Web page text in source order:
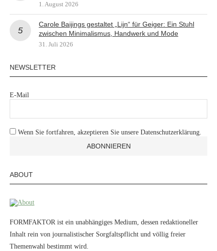
1. August 2026
Carole Baijings gestaltet „Lijn“ für Geiger: Ein Stuhl
zwischen Minimalismus, Handwerk und Mode
31. Juli 2026
NEWSLETTER
E-Mail
Wenn Sie fortfahren, akzeptieren Sie unsere Datenschutzerklärung.
ABOUT
FORMFAKTOR ist ein unabhängiges Medium, dessen redaktioneller
Inhalt rein von journalistischer Sorgfaltspflicht und völlig freier
Themenwahl bestimmt wird.